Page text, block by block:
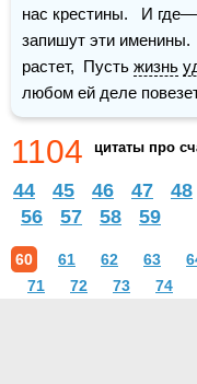
нас крестины.   И
запишут эти
растет,  Пусть жизнь
любом ей деле
1104 цитаты про
44 45 46 47 48
56
57 58 59
60 61 62 63
71
72 73 74